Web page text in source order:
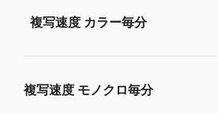
複写速度 カラー毎分
複写速度 モノクロ毎分